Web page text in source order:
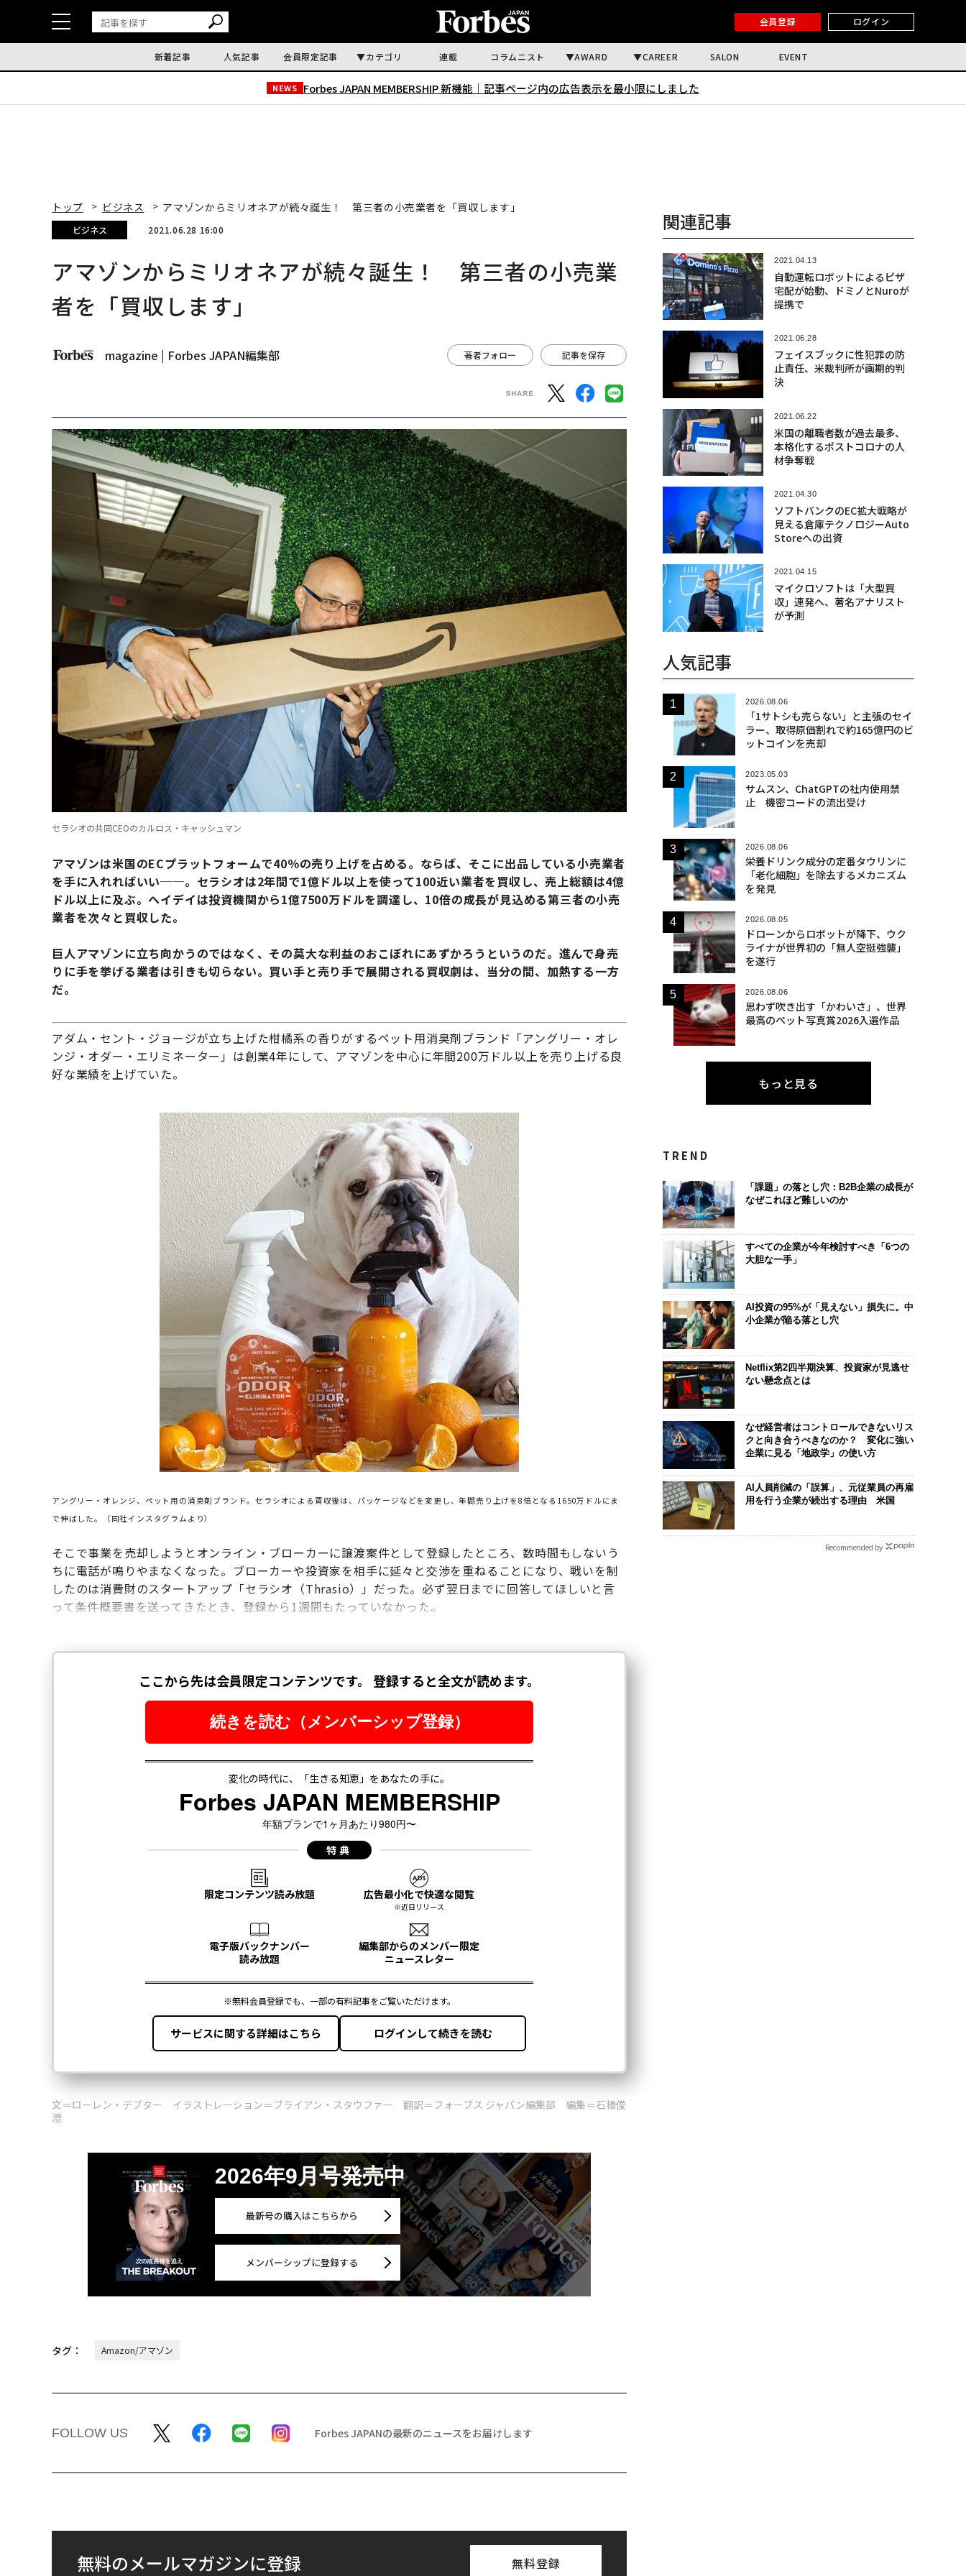
会員登録 ログイン
新着記事 人気記事 会員限定記事 カテゴリ 連載 コラムニスト AWARD CAREER SALON EVENT
NEWS Forbes JAPAN MEMBERSHIP 新機能｜ 記事ページ内の広告表示を最小限にしました
トップ ビジネス アマゾンからミリオネアが続々誕生！ 第三者の小売業者を「買収します」
ビジネス 2021.06.28 16:00
アマゾンからミリオネアが続々誕生！ 第三者の小売業
者を「買収します」
magazine | Forbes JAPAN編集部 著者フォロー 記事を保存
セラシオの共同CEOのカルロス・キャッシュマン
アマゾンは米国のECプラットフォームで40％の売り上げを占める。ならば、そこに出品している小売業者
を手に入れればいい──。セラシオは2年間で1億ドル以上を使って100近い業者を買収し、売上総額は4億
ドル以上に及ぶ。ヘイデイは投資機関から1億7500万ドルを調達し、10倍の成長が見込める第三者の小売
業者を次々と買収した。
巨人アマゾンに立ち向かうのではなく、その莫大な利益のおこぼれにあずかろうというのだ。進んで身売
りに手を挙げる業者は引きも切らない。買い手と売り手で展開される買収劇は、当分の間、加熱する一方
だ。
アダム・セント・ジョージが立ち上げた柑橘系の香りがするペット用消臭剤ブランド「アングリー・オレ
ンジ・オダー・エリミネーター」は創業4年にして、アマゾンを中心に年間200万ドル以上を売り上げる良
好な業績を上げていた。
アングリー・オレンジ、ペット用の消臭剤ブランド。セラシオによる買収後は、パッケージなどを変更し、年間売り上げを8倍となる1650万ドルにま
で伸ばした。（同社インスタグラムより）
そこで事業を売却しようとオンライン・ブローカーに譲渡案件として登録したところ、数時間もしないう
ちに電話が鳴りやまなくなった。ブローカーや投資家を相手に延々と交渉を重ねることになり、戦いを制
したのは消費財のスタートアップ「セラシオ（Thrasio）」だった。必ず翌日までに回答してほしいと言
って条件概要書を送ってきたとき、登録から1週間もたっていなかった。
文＝ローレン・デブター イラストレーション＝ブライアン・スタウファー 翻訳＝フォーブス ジャパン編集部 編集＝石橋俊
澄
2026年9月号発売中
最新号の購入はこちらから
メンバーシップに登録する
タグ： Amazon/アマゾン
FOLLOW US Forbes JAPANの最新のニュースをお届けします
無料のメールマガジンに登録 無料登録
関連記事
2021.04.13
自動運転ロボットによるピザ
宅配が始動、ドミノとNuroが
提携で
2021.06.28
フェイスブックに性犯罪の防
止責任、米裁判所が画期的判
決
2021.06.22
米国の離職者数が過去最多、
本格化するポストコロナの人
材争奪戦
2021.04.30
ソフトバンクのEC拡大戦略が
見える倉庫テクノロジーAuto
Storeへの出資
2021.04.15
マイクロソフトは「大型買
収」連発へ、著名アナリスト
が予測
人気記事
2026.08.06
「1サトシも売らない」と主張のセイ
ラー、取得原価割れで約165億円のビ
ットコインを売却
2023.05.03
サムスン、ChatGPTの社内使用禁
止 機密コードの流出受け
2026.08.06
栄養ドリンク成分の定番タウリンに
「老化細胞」を除去するメカニズム
を発見
2026.08.05
ドローンからロボットが降下、ウク
ライナが世界初の「無人空挺強襲」
を遂行
2026.08.06
思わず吹き出す「かわいさ」、世界
最高のペット写真賞2026入選作品
もっと見る
TREND
「課題」の落とし穴：B2B企業の成長が
なぜこれほど難しいのか
すべての企業が今年検討すべき「6つの
大胆な一手」
AI投資の95%が「見えない」損失に。中
小企業が陥る落とし穴
Netflix第2四半期決算、投資家が見逃せ
ない懸念点とは
なぜ経営者はコントロールできないリス
クと向き合うべきなのか？ 変化に強い
企業に見る「地政学」の使い方
AI人員削減の「誤算」、元従業員の再雇
用を行う企業が続出する理由 米国
Recommended by